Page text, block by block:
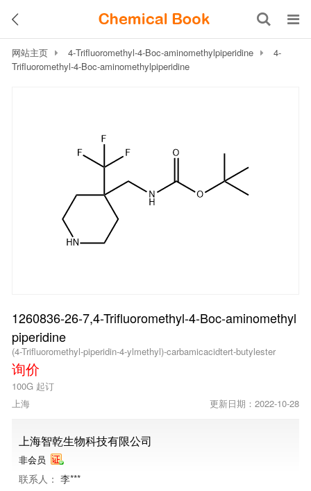
网站主页 4-Trifluoromethyl-4-Boc-aminomethylpiperidine
4-
Trifluoromethyl-4-Boc-aminomethylpiperidine
1260836-26-7,4-Trifluoromethyl-4-Boc-aminomethyl
piperidine
(4-Trifluoromethyl-piperidin-4-ylmethyl)-carbamicacidtert-butylester
询价
100G 起订
上海
更新日期：2022-10-28
上海智乾生物科技有限公司
非会员
联系人： 李***